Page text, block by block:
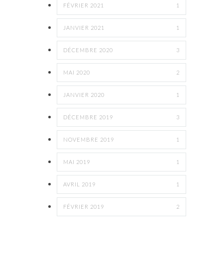
FÉVRIER 2021 1
JANVIER 2021 1
DÉCEMBRE 2020 3
MAI 2020 2
JANVIER 2020 1
DÉCEMBRE 2019 3
NOVEMBRE 2019 1
MAI 2019 1
AVRIL 2019 1
FÉVRIER 2019 2